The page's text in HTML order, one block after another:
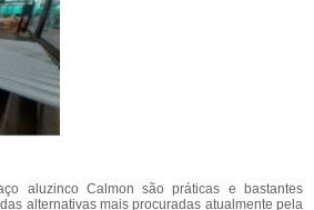
aluzinco Calmon são práticas e bastantes
alternativas mais procuradas atualmente pela